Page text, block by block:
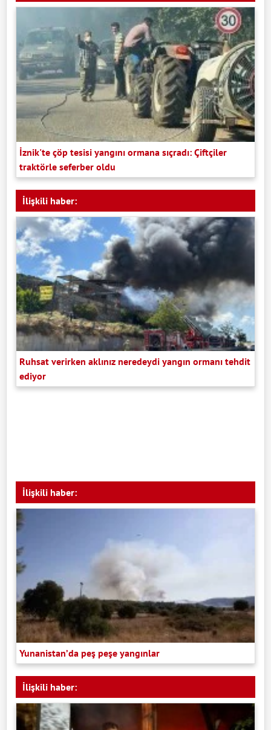
İznik'te çöp tesisi yangını ormana sıçradı: Çiftçiler
traktörle seferber oldu
İlişkili haber:
Ruhsat verirken aklınız neredeydi yangın ormanı tehdit
ediyor
İlişkili haber:
Yunanistan’da peş peşe yangınlar
İlişkili haber: